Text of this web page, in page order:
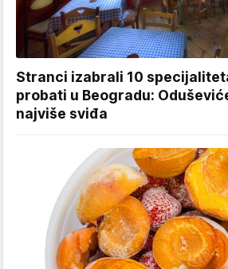
Stranci izabrali 10
probati u Beogradu:
najviše sviđa